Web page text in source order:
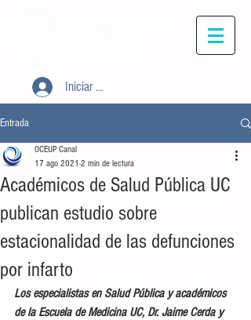
Iniciar sesión
Entrada
Académicos de Salud Pública UC
publican estudio sobre
estacionalidad de las defunciones
por infarto
OCEUP Canal
17 ago 2021 2 min de lectura
Los especialistas en Salud Pública y académicos
de la Escuela de Medicina UC, Dr. Jaime Cerda y